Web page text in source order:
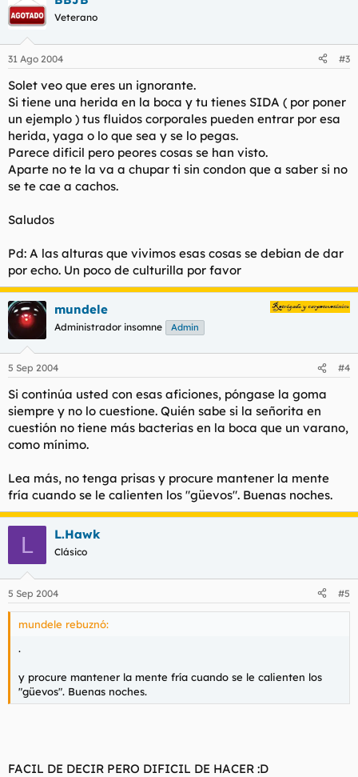
Veterano
31 Ago 2004 #3
Solet veo que eres un ignorante.
Si tiene una herida en la boca y tu tienes SIDA ( por poner
un ejemplo ) tus fluidos corporales pueden entrar por esa
herida, yaga o lo que sea y se lo pegas.
Parece dificil pero peores cosas se han visto.
Aparte no te la va a chupar ti sin condon que a saber si no
se te cae a cachos.
Saludos
Pd: A las alturas que vivimos esas cosas se debian de dar
por echo. Un poco de culturilla por favor
mundele
Administrador insomne Admin
5 Sep 2004 #4
Si continúa usted con esas aficiones, póngase la goma
siempre y no lo cuestione. Quién sabe si la señorita en
cuestión no tiene más bacterias en la boca que un varano,
como mínimo.
Lea más, no tenga prisas y procure mantener la mente
fría cuando se le calienten los "güevos". Buenas noches.
L L.Hawk
Clásico
5 Sep 2004 #5
mundele rebuznó:
.
y procure mantener la mente fría cuando se le calienten los
"güevos". Buenas noches.
FACIL DE DECIR PERO DIFICIL DE HACER :D